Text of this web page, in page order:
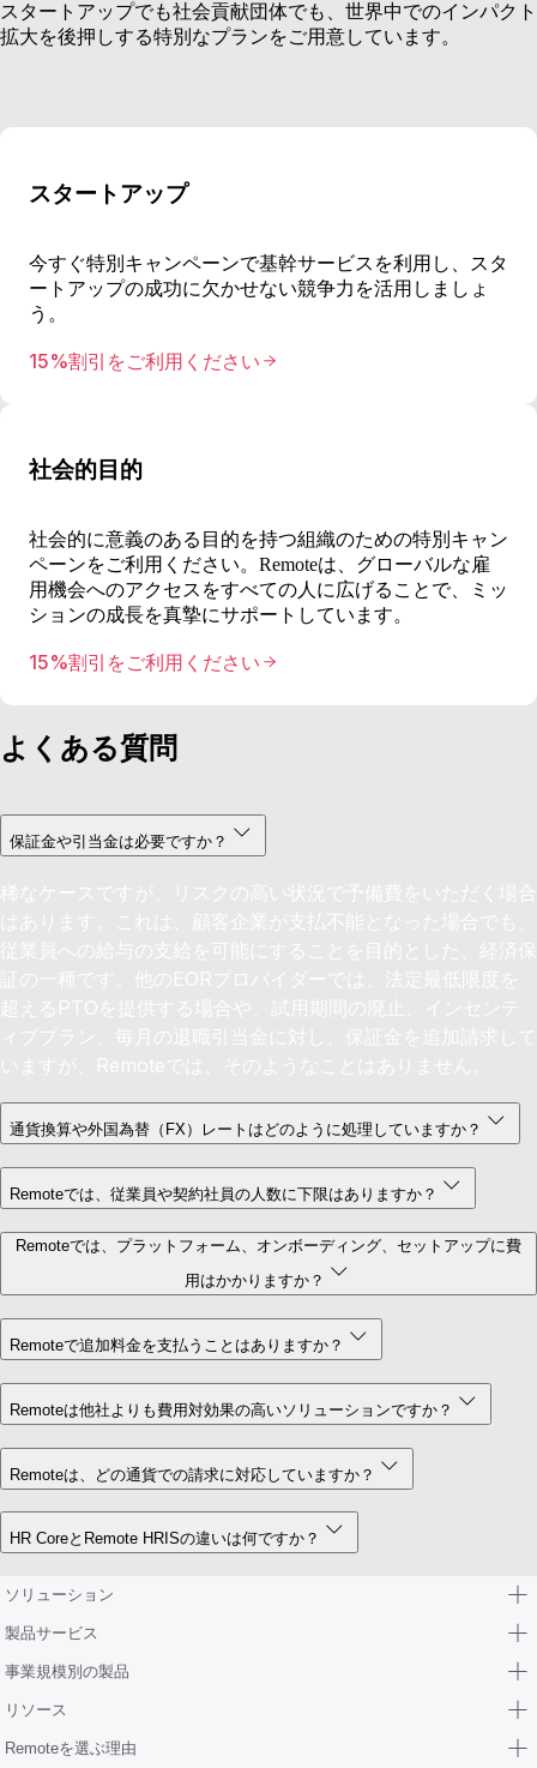
スタートアップでも社会貢献団体でも、世界中でのインパクト
拡大を後押しする特別なプランをご用意しています。
スタートアップ
今すぐ特別キャンペーンで基幹サービスを利用し、スタ
ートアップの成功に欠かせない競争力を活用しましょ
う。
15%割引をご利用ください
社会的目的
社会的に意義のある目的を持つ組織のための特別キャン
ペーンをご利用ください。Remoteは、グローバルな雇
用機会へのアクセスをすべての人に広げることで、ミッ
ションの成長を真摯にサポートしています。
15%割引をご利用ください
よくある質問
保証金や引当金は必要ですか？
稀なケースですが、リスクの高い状況で予備費をいただく場合
はあります。これは、顧客企業が支払不能となった場合でも、
従業員への給与の支給を可能にすることを目的とした、経済保
証の一種です。他のEORプロバイダーでは、法定最低限度を
超えるPTOを提供する場合や、試用期間の廃止、インセンテ
ィブプラン、毎月の退職引当金に対し、保証金を追加請求して
いますが、Remoteでは、そのようなことはありません。
通貨換算や外国為替（FX）レートはどのように処理していますか？
Remoteでは、従業員や契約社員の人数に下限はありますか？
Remoteでは、プラットフォーム、オンボーディング、セットアップに費
用はかかりますか？
Remoteで追加料金を支払うことはありますか？
Remoteは他社よりも費用対効果の高いソリューションですか？
Remoteは、どの通貨での請求に対応していますか？
HR CoreとRemote HRISの違いは何ですか？
ソリューション
製品サービス
事業規模別の製品
リソース
Remoteを選ぶ理由